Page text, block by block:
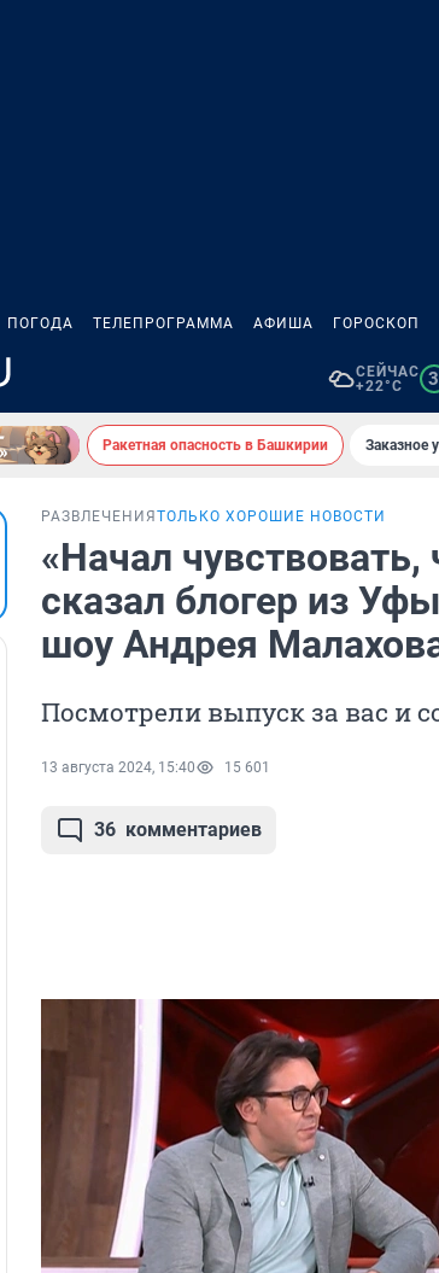
ПОГОДА ТЕЛЕПРОГРАММА АФИША ГОРОСКОП
СЕЙЧАС
+22°C
3
Ракетная опасность в Башкирии Заказное
РАЗВЛЕЧЕНИЯ ТОЛЬКО ХОРОШИЕ НОВОСТИ
«Начал
сказал блогер из
шоу Андрея
Посмотрели выпуск за вас и
13 августа 2024, 15:40 15 601
36 комментариев